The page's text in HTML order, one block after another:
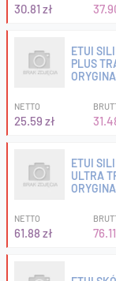
30.81 zł
ETUI
PLUS
NETTO
25.59 zł
ETUI
ULTRA
NETTO
61.88 zł